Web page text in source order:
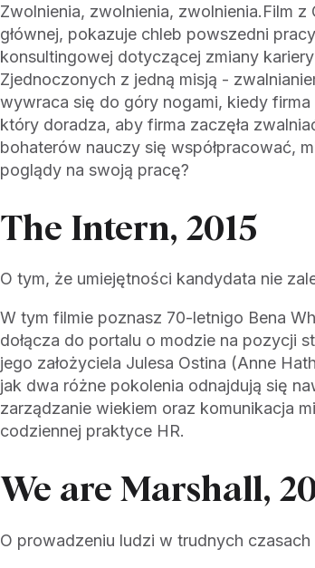
Zwolnienia, zwolnienia, zwolnienia.Film z
głównej, pokazuje chleb powszedni
konsultingowej dotyczącej zmiany
Zjednoczonych z jedną misją -
wywraca się do góry nogami, kiedy
który doradza, aby firma zaczęła
bohaterów nauczy się współpracować,
poglądy na swoją pracę?
The Intern, 2015
O tym, że umiejętności kandydata nie
W tym filmie poznasz 70-letnigo Bena
dołącza do portalu o modzie na pozycji
jego założyciela Julesa Ostina (Anne
jak dwa różne pokolenia odnajdują się
zarządzanie wiekiem oraz komunikacja
codziennej praktyce HR.
We are Marshall,
O prowadzeniu ludzi w trudnych czasach